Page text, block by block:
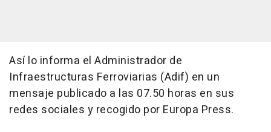
Así lo informa el Administrador de
Infraestructuras Ferroviarias (Adif) en un
mensaje publicado a las 07.50 horas en sus
redes sociales y recogido por Europa Press.